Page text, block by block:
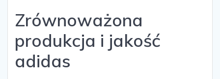
Zrównoważona
produkcja i jakość
adidas